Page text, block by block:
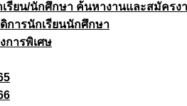
เรียน/นักศึกษา ค้นหางานและสมัครง
การนักเรียนนักศึกษา
การพิเศษ